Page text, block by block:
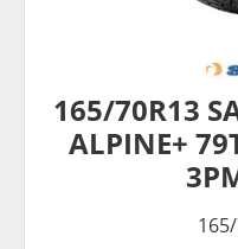
165/70R13
ALPINE+